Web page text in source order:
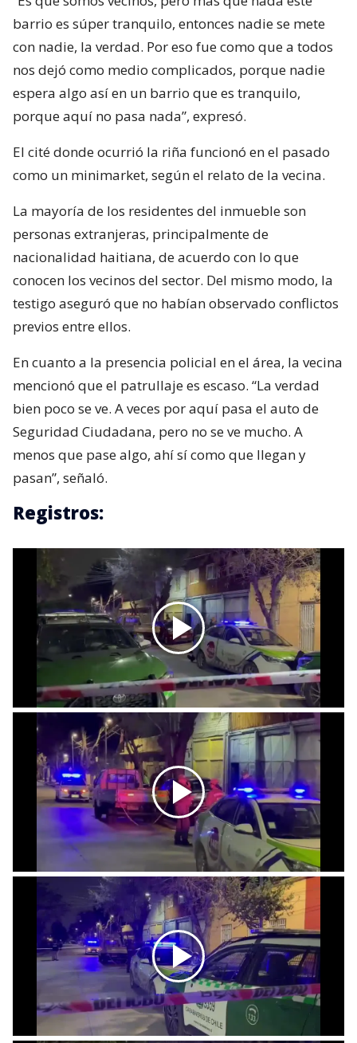
barrio es súper tranquilo, entonces nadie se mete
con nadie, la verdad. Por eso fue como que a todos
nos dejó como medio complicados, porque nadie
espera algo así en un barrio que es tranquilo,
porque aquí no pasa nada”, expresó.
El cité donde ocurrió la riña funcionó en el pasado
como un minimarket, según el relato de la vecina.
La mayoría de los residentes del inmueble son
personas extranjeras, principalmente de
nacionalidad haitiana, de acuerdo con lo que
conocen los vecinos del sector. Del mismo modo, la
testigo aseguró que no habían observado conflictos
previos entre ellos.
En cuanto a la presencia policial en el área, la vecina
mencionó que el patrullaje es escaso. “La verdad
bien poco se ve. A veces por aquí pasa el auto de
Seguridad Ciudadana, pero no se ve mucho. A
menos que pase algo, ahí sí como que llegan y
pasan”, señaló.
Registros: